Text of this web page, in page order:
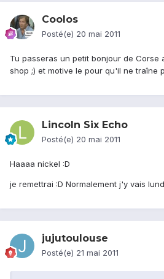
Coolos
Posté(e) 20 mai 2011
Tu passeras un petit bonjour de Corse
shop ;) et motive le pour qu'il ne traîne
Lincoln Six Echo
Posté(e) 20 mai 2011
Haaaa nickel :D
je remettrai :D Normalement j'y vais
jujutoulouse
Posté(e) 21 mai 2011